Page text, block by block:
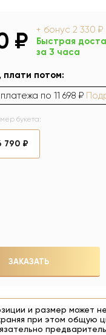
₽ + бонус 2 330 ₽
Быстрая
за 3 часа
плати потом:
по 11 698 ₽
букета:
790 ₽
ЗАКАЗАТЬ
и размер может
при этом общую